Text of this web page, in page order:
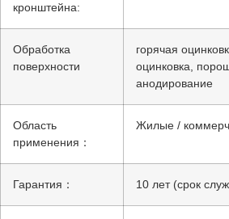
кронштейна:
Обработка
поверхности
горячая
оцинковка,
анодирование
Область
применения：
Жилые /
Гарантия： 10 лет (срок